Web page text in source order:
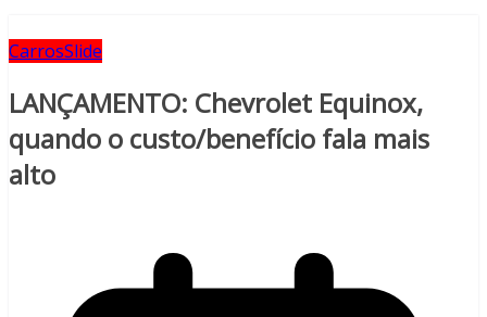
CarrosSlide
LANÇAMENTO: Chevrolet Equinox,
quando o custo/benefício fala mais
alto